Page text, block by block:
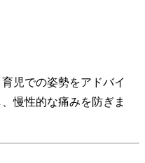
児での姿勢をアドバイ
慢性的な痛みを防ぎま